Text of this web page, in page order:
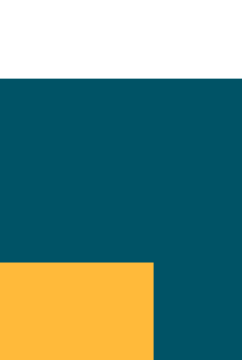
? Vai alla pagina